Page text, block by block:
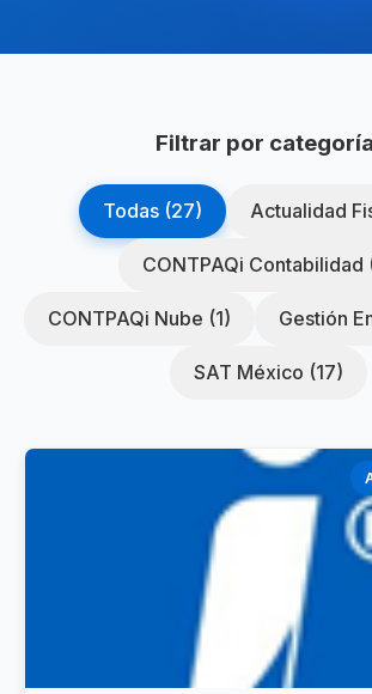
Filtrar por
Todas (27) Actualidad
CONTPAQi Contabilidad
CONTPAQi Nube (1) Gestión
SAT México (17)